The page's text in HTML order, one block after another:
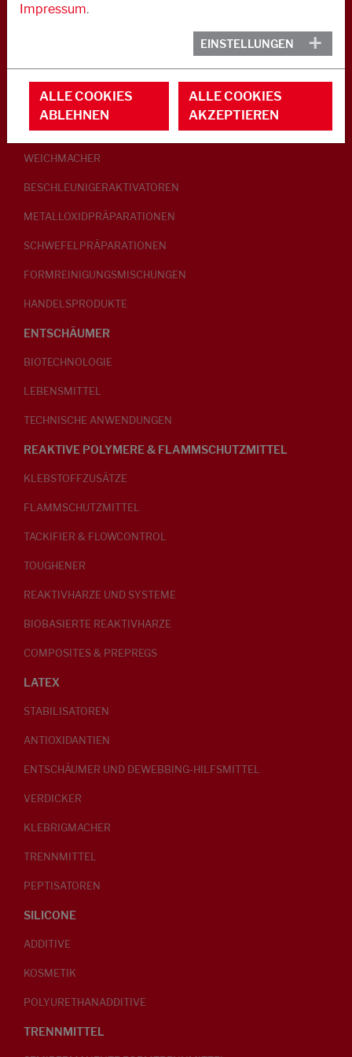
GLEITMITTEL
PEPTISATOREN
KLEBRIGMACHER / HOMOGENISATOREN
WEICHMACHER
BESCHLEUNIGERAKTIVATOREN
METALLOXIDPRÄPARATIONEN
SCHWEFELPRÄPARATIONEN
FORMREINIGUNGSMISCHUNGEN
HANDELSPRODUKTE
ENTSCHÄUMER
BIOTECHNOLOGIE
LEBENSMITTEL
TECHNISCHE ANWENDUNGEN
REAKTIVE POLYMERE & FLAMMSCHUTZMITTEL
KLEBSTOFFZUSÄTZE
FLAMMSCHUTZMITTEL
TACKIFIER & FLOWCONTROL
TOUGHENER
REAKTIVHARZE UND SYSTEME
BIOBASIERTE REAKTIVHARZE
COMPOSITES & PREPREGS
LATEX
STABILISATOREN
ANTIOXIDANTIEN
ENTSCHÄUMER UND DEWEBBING-HILFSMITTEL
VERDICKER
KLEBRIGMACHER
TRENNMITTEL
PEPTISATOREN
SILICONE
ADDITIVE
KOSMETIK
POLYURETHANADDITIVE
TRENNMITTEL
Impressum.
EINSTELLUNGEN
ALLE COOKIES
ABLEHNEN
ALLE COOKIES
AKZEPTIEREN